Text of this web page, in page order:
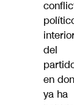
del
en
ya ha